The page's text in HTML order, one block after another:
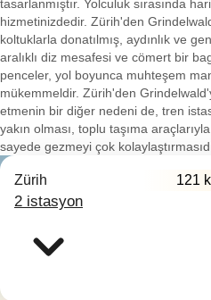
tasarlanmıştır. Yolculuk sırasında
hizmetinizdedir. Zürih'den
koltuklarla donatılmış, aydınlık ve
aralıklı diz mesafesi ve cömert bir
penceler, yol boyunca muhteşem
mükemmeldir. Zürih'den
etmenin bir diğer nedeni de, tren
yakın olması, toplu taşıma
sayede gezmeyi çok
Zürih 121
2 istasyon